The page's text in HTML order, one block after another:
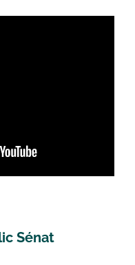
Sénat